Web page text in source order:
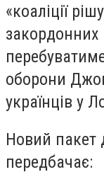
«коаліції
закордонних
оборони
українців у
Новий пакет
передбачає: